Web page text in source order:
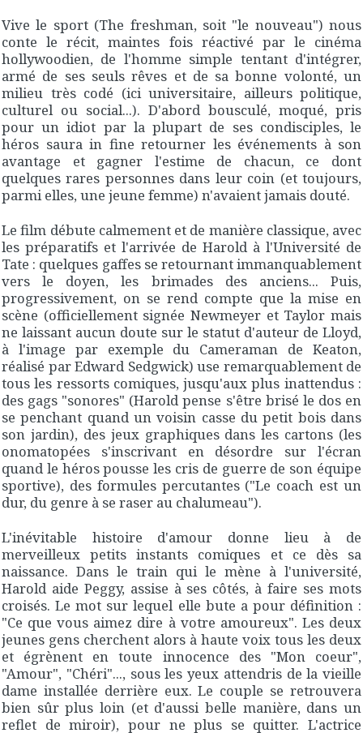
Vive le sport(The freshman, soit "le nouveau") nous
conte le récit, maintes fois réactivé par le cinéma
hollywoodien, de l'homme simple tentant d'intégrer,
armé de ses seuls rêves et de sa bonne volonté, un
milieu très codé (ici universitaire, ailleurs politique,
culturel ou social...). D'abord bousculé, moqué, pris
pour un idiot par la plupart de ses condisciples, le
héros saura in fine retourner les événements à son
avantage et gagner l'estime de chacun, ce dont
quelques rares personnes dans leur coin (et toujours,
parmi elles, une jeune femme) n'avaient jamais douté.
Le film débute calmement et de manière classique, avec
les préparatifs et l'arrivée de Harold à l'Université de
Tate : quelques gaffes se retournant immanquablement
vers le doyen, les brimades des anciens... Puis,
progressivement, on se rend compte que la mise en
scène (officiellement signée Newmeyer et Taylor mais
ne laissant aucun doute sur le statut d'auteur de Lloyd,
à l'image par exemple du Cameraman de Keaton,
réalisé par Edward Sedgwick) use remarquablement de
tous les ressorts comiques, jusqu'aux plus inattendus :
des gags "sonores" (Harold pense s'être brisé le dos en
se penchant quand un voisin casse du petit bois dans
son jardin), des jeux graphiques dans les cartons (les
onomatopées s'inscrivant en désordre sur l'écran
quand le héros pousse les cris de guerre de son équipe
sportive), des formules percutantes ("Le coach est un
dur, du genre à se raser au chalumeau").
L'inévitable histoire d'amour donne lieu à de
merveilleux petits instants comiques et ce dès sa
naissance. Dans le train qui le mène à l'université,
Harold aide Peggy, assise à ses côtés, à faire ses mots
croisés. Le mot sur lequel elle bute a pour définition :
"Ce que vous aimez dire à votre amoureux". Les deux
jeunes gens cherchent alors à haute voix tous les deux
et égrènent en toute innocence des "Mon coeur",
"Amour", "Chéri"..., sous les yeux attendris de la vieille
dame installée derrière eux. Le couple se retrouvera
bien sûr plus loin (et d'aussi belle manière, dans un
reflet de miroir), pour ne plus se quitter. L'actrice